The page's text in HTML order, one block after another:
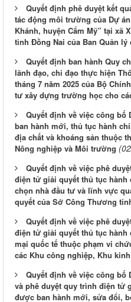
Quyết định phê duyệt kết
tác động môi trường của Dự
Khánh, huyện Cẩm Mỹ” tại xã
tỉnh Đồng Nai của Ban Quản lý
Quyết định ban hành Quy
lãnh đạo, chỉ đạo thực hiện
tháng 7 năm 2025 của Bộ
tư xây dựng trường học cho
Quyết định về việc công bố
ban hành mới, thủ tục hành
địa chất và khoáng sản thuộc
Nông nghiệp và Môi trường
Quyết định về việc phê
điện tử giải quyết thủ tục
chọn nhà đầu tư và lĩnh vực
quyết của Sở Công Thương
Quyết định về việc phê
điện tử giải quyết thủ tục
mại quốc tế thuộc phạm vi
các Khu công nghiệp, Khu
Quyết định về việc công bố
và phê duyệt quy trình điện tử
được ban hành mới, sửa đổi,